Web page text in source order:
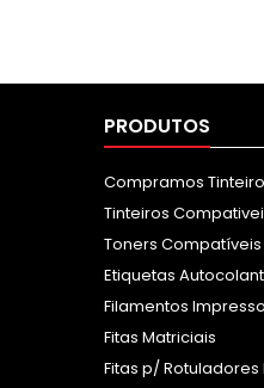
PRODUTOS
Compramos
Tinteiros
Toners Compatíveis
Etiquetas
Filamentos
Fitas Matriciais
Fitas p/ Rotuladores